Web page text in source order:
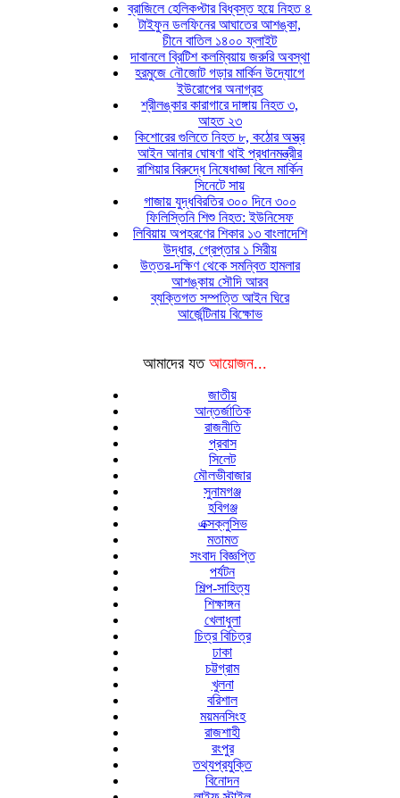
ব্রাজিলে হেলিকপ্টার বিধ্বস্ত হয়ে নিহত ৪
টাইফুন ডলফিনের আঘাতের আশঙ্কা,
চীনে বাতিল ১৪০০ ফ্লাইট
দাবানলে ব্রিটিশ কলম্বিয়ায় জরুরি অবস্থা
হরমুজে নৌজোট গড়ার মার্কিন উদ্যোগে
ইউরোপের অনাগ্রহ
শ্রীলঙ্কার কারাগারে দাঙ্গায় নিহত ৩,
আহত ২৩
কিশোরের গুলিতে নিহত ৮, কঠোর অস্ত্র
আইন আনার ঘোষণা থাই প্রধানমন্ত্রীর
রাশিয়ার বিরুদ্ধে নিষেধাজ্ঞা বিলে মার্কিন
সিনেটে সায়
গাজায় যুদ্ধবিরতির ৩০০ দিনে ৩০০
ফিলিস্তিনি শিশু নিহত: ইউনিসেফ
লিবিয়ায় অপহরণের শিকার ১৩ বাংলাদেশি
উদ্ধার, গ্রেপ্তার ১ সিরীয়
উত্তর-দক্ষিণ থেকে সমন্বিত হামলার
আশঙ্কায় সৌদি আরব
ব্যক্তিগত সম্পত্তি আইন ঘিরে
আর্জেন্টিনায় বিক্ষোভ
আমাদের যত আয়োজন...
জাতীয়
আন্তর্জাতিক
রাজনীতি
প্রবাস
সিলেট
মৌলভীবাজার
সুনামগঞ্জ
হবিগঞ্জ
এক্সক্লুসিভ
মতামত
সংবাদ বিজ্ঞপ্তি
পর্যটন
শিল্প-সাহিত্য
শিক্ষাঙ্গন
খেলাধুলা
চিত্র বিচিত্র
ঢাকা
চট্টগ্রাম
খুলনা
বরিশাল
ময়মনসিংহ
রাজশাহী
রংপুর
তথ্যপ্রযুক্তি
বিনোদন